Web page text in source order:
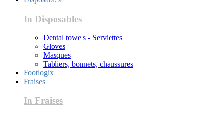
In Disposables
Dental towels - Serviettes
Gloves
Masques
Tabliers, bonnets, chaussures
Footlogix
Fraises
In Fraises